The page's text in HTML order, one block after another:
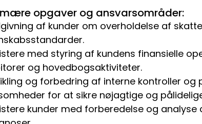
opgaver og ansvarsområder:
af kunder om overholdelse af
med styring af kundens finansielle
og hovedbogsaktiviteter.
og forbedring af interne kontroller og
for at sikre nøjagtige og
kunder med forberedelse og